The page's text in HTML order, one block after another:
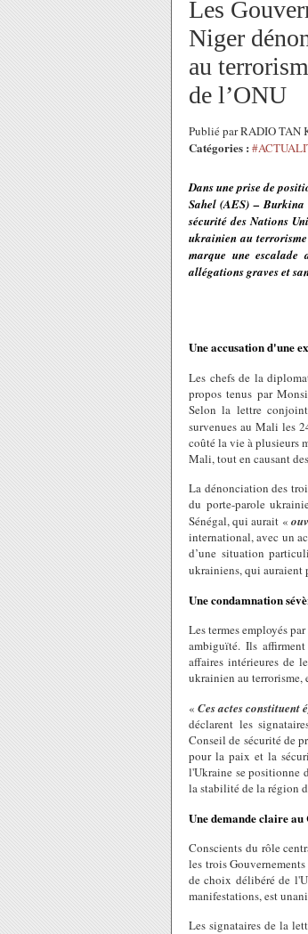
Les
Niger
au
de l’ONU
Publié par RADIO TAN
Catégories :
Dans une prise de
Sahel (AES) –
sécurité des Nations
ukrainien au
marque une escalade
allégations graves et
Une accusation d'une
Les chefs de la
propos tenus par
Selon la lettre
survenues au Mali les
coûté la vie à plusieurs
Mali, tout en causant
La dénonciation des
du porte-parole
Sénégal, qui aurait «
international, avec un
d’une situation
ukrainiens, qui auraient
Une condamnation
Les termes employés
ambiguïté. Ils
affaires intérieures de
ukrainien au terrorisme,
«Ces actes
déclarent les
Conseil de sécurité de
pour la paix et la
l'Ukraine se positionne
la stabilité de la région
Une demande claire au
Conscients du rôle
les trois
de choix délibéré de
manifestations, est
Les signataires de la